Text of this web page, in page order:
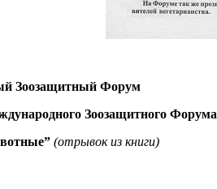
Зоозащитный Форум
Зоозащитного Форума
(отрывок из книги)